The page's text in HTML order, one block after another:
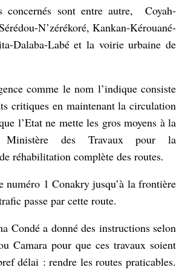
concernés sont entre autre, Coyah-
N’zérékoré, Kankan-Kérouané-
Dalaba-Labé et la voirie urbaine de
comme le nom l’indique consiste
critiques en maintenant la circulation
l’Etat ne mette les gros moyens à la
Ministère des Travaux pour la
réhabilitation complète des routes.
numéro 1 Conakry jusqu’à la frontière
passe par cette route.
Condé a donné des instructions selon
Camara pour que ces travaux soient
délai : rendre les routes praticables.